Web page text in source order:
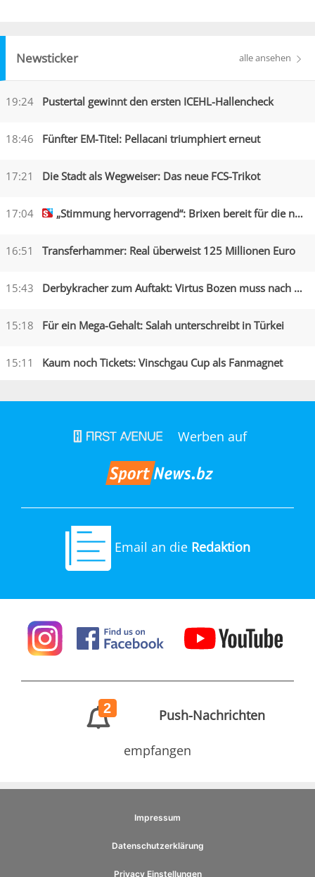
Newsticker alle ansehen
19:24 Pustertal gewinnt den ersten ICEHL-Hallencheck
18:46 Fünfter EM-Titel: Pellacani triumphiert erneut
17:21 Die Stadt als Wegweiser: Das neue FCS-Trikot
17:04 „Stimmung hervorragend“: Brixen bereit für die neue Saison
16:51 Transferhammer: Real überweist 125 Millionen Euro
15:43 Derbykracher zum Auftakt: Virtus Bozen muss nach Obermais
15:18 Für ein Mega-Gehalt: Salah unterschreibt in Türkei
15:11 Kaum noch Tickets: Vinschgau Cup als Fanmagnet
Werben auf
Email an die Redaktion
2 Push-Nachrichten
empfangen
Impressum
Datenschutzerklärung
Privacy Einstellungen